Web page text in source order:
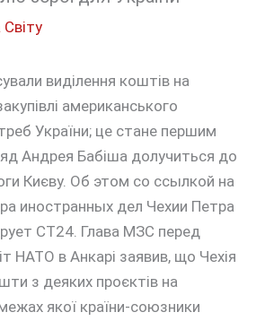
виділення коштів на
американського
України; це стане першим
Андрея Бабіша долучиться до
Києву. Об этом со ссылкой на
иностранных дел Чехии Петра
CT24. Глава МЗС перед
НАТО в Анкарі заявив, що Чехія
з деяких проєктів на
межах якої країни-союзники